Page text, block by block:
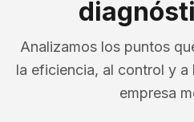
Analizamos los puntos
la eficiencia, al control y a
empresa